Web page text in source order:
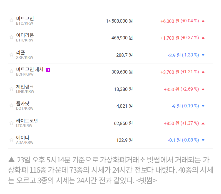
▲ 23일 오후 5시14분 기준으로 가상화폐거래소 빗썸에서 거래되는 가
상화폐 116종 가운데 73종의 시세가 24시간 전보다 내렸다. 40종의 시세
는 오르고 3종의 시세는 24시간 전과 같았다. <빗썸>